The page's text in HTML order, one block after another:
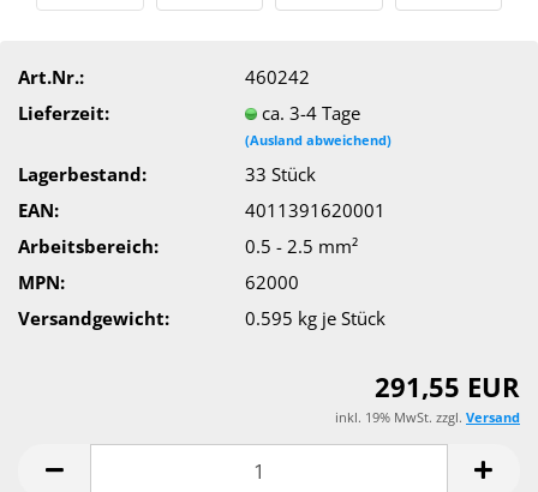
Art.Nr.:
460242
Lieferzeit:
ca. 3-4 Tage
(Ausland abweichend)
Lagerbestand: 33Stück
EAN:
4011391620001
Arbeitsbereich:
0.5 - 2.5 mm²
MPN:
62000
Versandgewicht:
0.595 kg je Stück
291,55 EUR
inkl. 19% MwSt. zzgl. Versand